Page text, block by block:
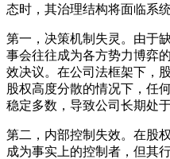
态时，其治理结构将面临系
第一，决策机制失灵。由于
事会往往成为各方势力博弈
效决议。在公司法框架下，
股权高度分散的情况下，任
稳定多数，导致公司长期处
第二，内部控制失效。在股
成为事实上的控制者，但其